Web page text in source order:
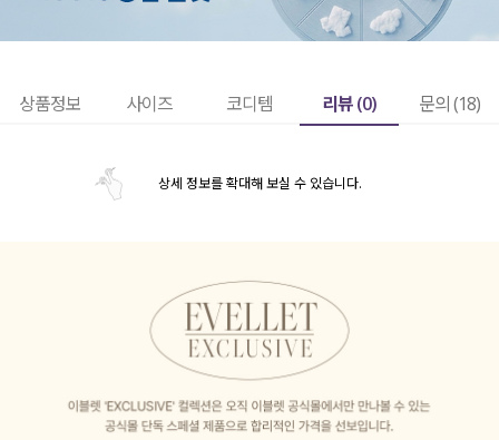
상품정보 사이즈 코디템 리뷰 (0) 문의 (18)
상세 정보를 확대해 보실 수 있습니다.